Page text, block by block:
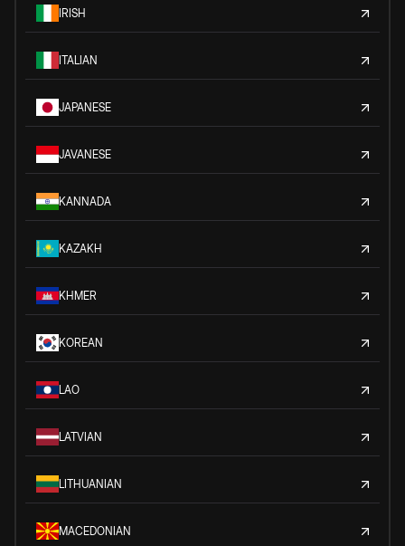
IRISH
ITALIAN
JAPANESE
JAVANESE
KANNADA
KAZAKH
KHMER
KOREAN
LAO
LATVIAN
LITHUANIAN
MACEDONIAN